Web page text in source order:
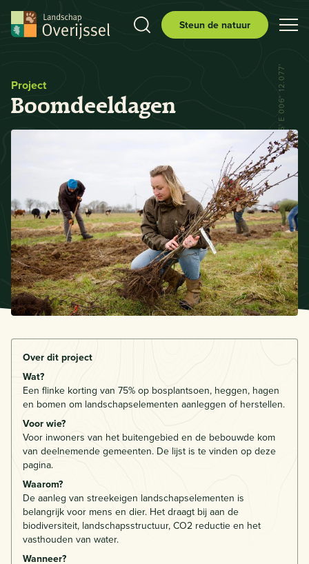
Steun de natuur
Project
Boomdeeldagen N 52° 29.556' E 006° 12.077'
Over dit project
Wat?
Een flinke korting van 75% op bosplantsoen, heggen, hagen
en bomen om landschapselementen aanleggen of herstellen.
Voor wie?
Voor inwoners van het buitengebied en de bebouwde kom
van deelnemende gemeenten. De lijst is te vinden op deze
pagina.
Waarom?
De aanleg van streekeigen landschapselementen is
belangrijk voor mens en dier. Het draagt bij aan de
biodiversiteit, landschapsstructuur, CO2 reductie en het
vasthouden van water.
Wanneer?